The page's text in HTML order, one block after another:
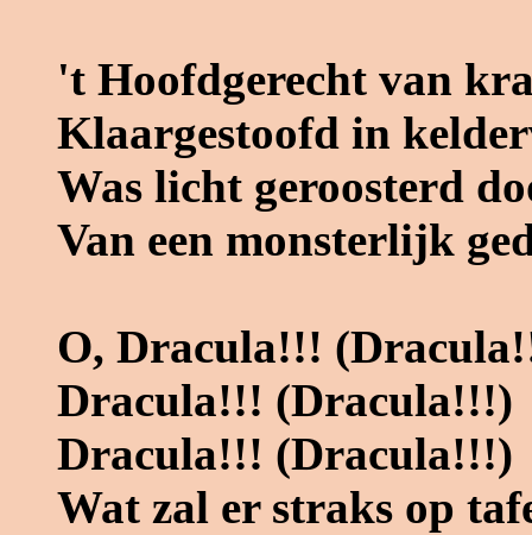
't Hoofdgerecht van
Klaargestoofd in
Was licht geroosterd
Van een monsterlijk
O, Dracula!!!
Dracula!!! (Dracula!!!)
Dracula!!! (Dracula!!!)
Wat zal er straks op